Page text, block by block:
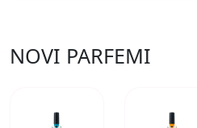
NOVI PARFEMI